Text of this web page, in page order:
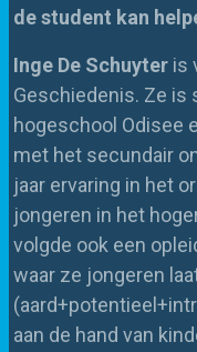
de student kan
Inge De Schuyter is
Geschiedenis. Ze is
hogeschool Odisee
met het secundair
jaar ervaring in het
jongeren in het
volgde ook een
waar ze jongeren
(
aan de hand van